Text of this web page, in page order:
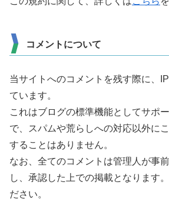
コメントについて
当サイトへのコメントを残す際に、
ています。
これはブログの標準機能としてサポ
で、スパムや荒らしへの対応以外に
することはありません。
なお、全てのコメントは管理人が事
し、承認した上での掲載となります
ださい。